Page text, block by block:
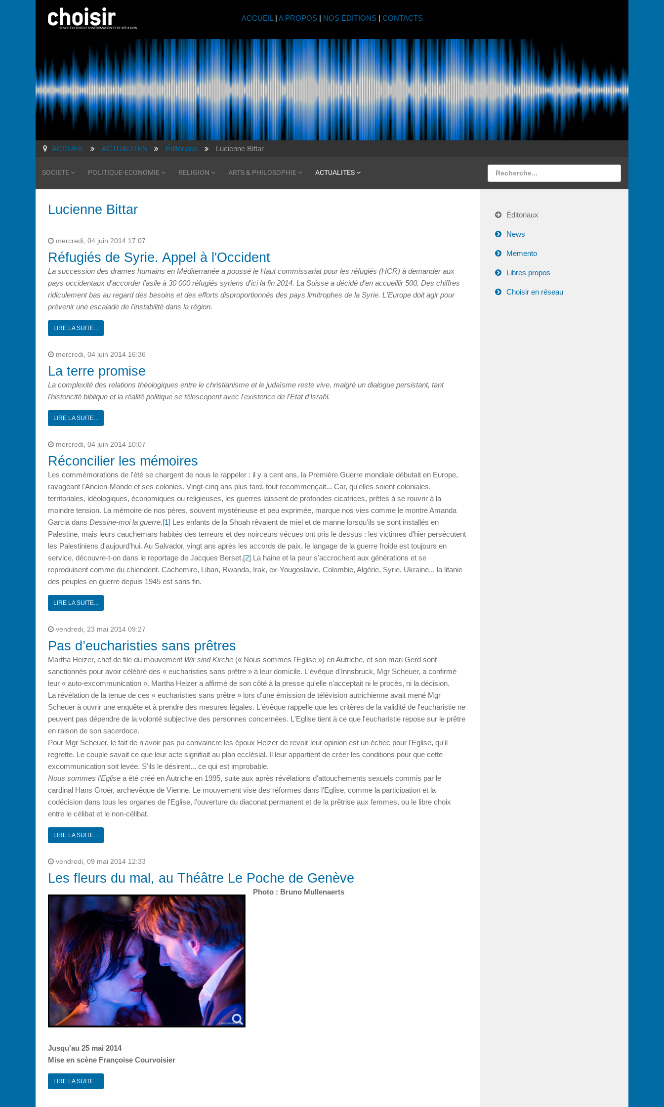
ACCUEIL | A PROPOS| NOS ÉDITIONS| CONTACTS
ACCUEIL ACTUALITES Éditoriaux Lucienne Bittar
SOCIETE POLITIQUE-ECONOMIE RELIGION ARTS & PHILOSOPHIE ACTUALITES
Lucienne Bittar
mercredi, 04 juin 2014 17:07
Réfugiés de Syrie. Appel à l'Occident
La succession des drames humains en Méditerranée a poussé le Haut commissariat pour les réfugiés (HCR) à demander aux
pays occidentaux d'accorder l'asile à 30 000 réfugiés syriens d'ici la fin 2014. La Suisse a décidé d'en accueillir 500. Des chiffres
ridiculement bas au regard des besoins et des efforts disproportionnés des pays limitrophes de la Syrie. L'Europe doit agir pour
prévenir une escalade de l'instabilité dans la région.
LIRE LA SUITE...
mercredi, 04 juin 2014 16:36
La terre promise
La complexité des relations théologiques entre le christianisme et le judaïsme reste vive, malgré un dialogue persistant, tant
l'historicité biblique et la réalité politique se télescopent avec l'existence de l'Etat d'Israël.
LIRE LA SUITE...
mercredi, 04 juin 2014 10:07
Réconcilier les mémoires
Les commémorations de l'été se chargent de nous le rappeler : il y a cent ans, la Première Guerre mondiale débutait en Europe,
ravageant l'Ancien-Monde et ses colonies. Vingt-cinq ans plus tard, tout recommençait... Car, qu'elles soient coloniales,
territoriales, idéologiques, économiques ou religieuses, les guerres laissent de profondes cicatrices, prêtes à se rouvrir à la
moindre tension. La mé­moire de nos pères, souvent mystérieuse et peu exprimée, marque nos vies comme le montre Amanda
Garcia dans Dessine-moi la guerre.[1] Les enfants de la Shoah rêvaient de miel et de manne lorsqu'ils se sont installés en
Palestine, mais leurs cauchemars habités des terreurs et des noirceurs vécues ont pris le dessus : les victimes d'hier persécutent
les Palestiniens d'aujourd'hui. Au Salvador, vingt ans après les accords de paix, le langage de la guerre froide est toujours en
service, découvre-t-on dans le reportage de Jacques Berset.[2] La haine et la peur s'accrochent aux générations et se
reproduisent comme du chiendent. Cachemire, Liban, Rwanda, Irak, ex-Yougoslavie, Colombie, Algérie, Syrie, Ukraine... la litanie
des peuples en guerre depuis 1945 est sans fin.
LIRE LA SUITE...
vendredi, 23 mai 2014 09:27
Pas d’eucharisties sans prêtres
Martha Heizer, chef de file du mouvement Wir sind Kirche (« Nous sommes l'Eglise ») en Autriche, et son mari Gerd sont
sanctionnés pour avoir célébré des « eucharisties sans prêtre » à leur domicile. L'évêque d'Innsbruck, Mgr Scheuer, a confirmé
leur « auto-excommunication ». Martha Heizer a affirmé de son côté à la presse qu'elle n'acceptait ni le procès, ni la décision.
La révélation de la tenue de ces « eucharisties sans prêtre » lors d'une émission de télévision autrichienne avait mené Mgr
Scheuer à ouvrir une enquête et à prendre des mesures légales. L'évêque rappelle que les critères de la validité de l'eucharistie ne
peuvent pas dépendre de la volonté subjective des personnes concernées. L'Eglise tient à ce que l'eucharistie repose sur le prêtre
en raison de son sacerdoce.
Pour Mgr Scheuer, le fait de n'avoir pas pu convaincre les époux Heizer de revoir leur opinion est un échec pour l'Eglise, qu'il
regrette. Le couple savait ce que leur acte signifiait au plan ecclésial. Il leur appartient de créer les conditions pour que cette
excommunication soit levée. S'ils le désirent... ce qui est improbable.
Nous sommes l'Eglise a été créé en Autriche en 1995, suite aux après révélations d'attouchements sexuels commis par le
cardinal Hans Groër, archevêque de Vienne. Le mouvement vise des réformes dans l'Eglise, comme la participation et la
codécision dans tous les organes de l'Eglise, l'ouverture du diaconat permanent et de la prêtrise aux femmes, ou le libre choix
entre le célibat et le non-célibat.
LIRE LA SUITE...
vendredi, 09 mai 2014 12:33
Les fleurs du mal, au Théâtre Le Poche de Genève
Photo : Bruno Mullenaerts
Jusqu'au 25 mai 2014
Mise en scène Françoise Courvoisier
LIRE LA SUITE...
Éditoriaux
News
Memento
Libres propos
Choisir en réseau